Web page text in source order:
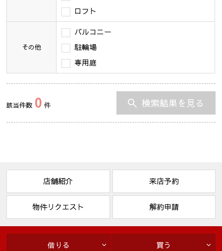
ロフト
その他
バルコニー
駐輪場
専用庭
該当件数 0 件 検索結果を見る
店舗紹介 来店予約
物件リクエスト 解約申請
借りる 買う